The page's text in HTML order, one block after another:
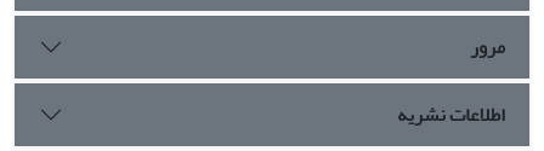
مرور
اطلاعات نشریه